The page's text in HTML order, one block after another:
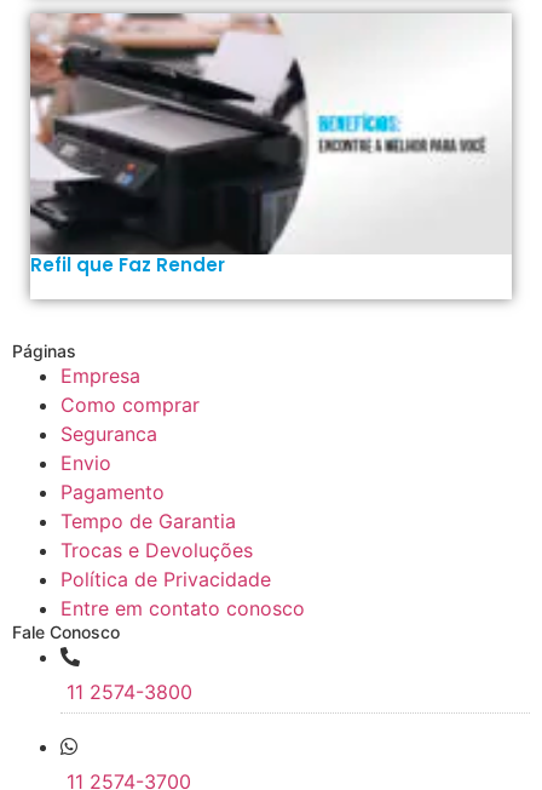
Refil que Faz Render
Páginas
Empresa
Como comprar
Seguranca
Envio
Pagamento
Tempo de Garantia
Trocas e Devoluções
Política de Privacidade
Entre em contato conosco
Fale Conosco
11 2574-3800
11 2574-3700